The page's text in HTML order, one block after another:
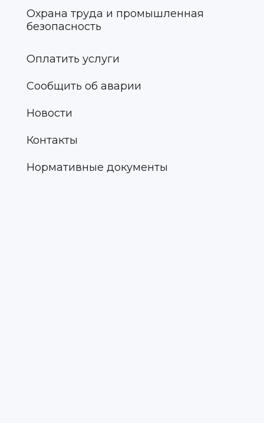
Охрана труда и промышленная
безопасность
Оплатить услуги
Сообщить об аварии
Новости
Контакты
Нормативные документы